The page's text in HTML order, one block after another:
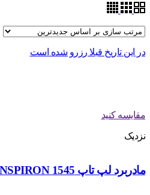
در این تاریخ قبلا رزرو شده است
مقایسه کنید
نزدیک
مادربرد لپ تاپ DELL INSPIRON 1545